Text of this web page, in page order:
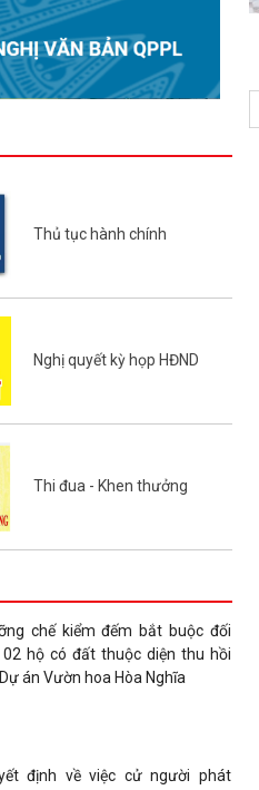
Thủ tục hành chính
Nghị quyết kỳ họp HĐND
Thi đua - Khen thưởng
chế kiểm đếm bắt buộc đối
02 hộ có đất thuộc diện thu hồi
án Vườn hoa Hòa Nghĩa
định về việc cử người phát